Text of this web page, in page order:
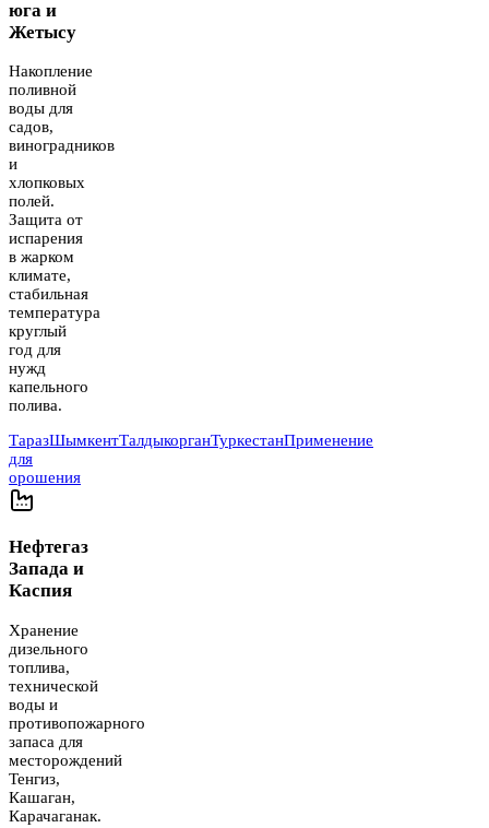
юга и
Жетысу
Накопление
поливной
воды для
садов,
виноградников
и
хлопковых
полей.
Защита от
испарения
в жарком
климате,
стабильная
температура
круглый
год для
нужд
капельного
полива.
ТаразШымкентТалдыкорганТуркестанПрименение
для
орошения
Нефтегаз
Запада и
Каспия
Хранение
дизельного
топлива,
технической
воды и
противопожарного
запаса для
месторождений
Тенгиз,
Кашаган,
Карачаганак.